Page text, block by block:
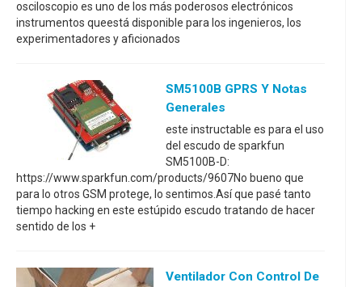
osciloscopio es uno de los más poderosos electrónicos
instrumentos queestá disponible para los ingenieros, los
experimentadores y aficionados
SM5100B GPRS Y Notas
Generales
este instructable es para el uso
del escudo de sparkfun
SM5100B-D:
https://www.sparkfun.com/products/9607No bueno que
para lo otros GSM protege, lo sentimos.Así que pasé tanto
tiempo hacking en este estúpido escudo tratando de hacer
sentido de los +
Ventilador Con Control De